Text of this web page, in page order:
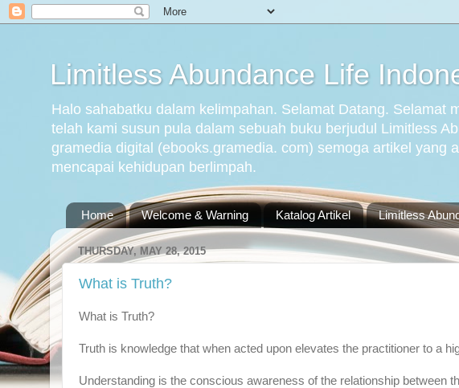
Limitless Abundance Life
Halo sahabatku dalam kelimpahan. Selamat Datang. Selamat
telah kami susun pula dalam sebuah buku berjudul Limitless
gramedia digital (ebooks.gramedia. com) semoga artikel yang
mencapai kehidupan berlimpah.
Home Welcome & Warning Katalog Artikel Limitless
THURSDAY, MAY 28, 2015
What is Truth?
What is Truth?
Truth is knowledge that when acted upon elevates the practitioner to a
Understanding is the conscious awareness of the relationship between